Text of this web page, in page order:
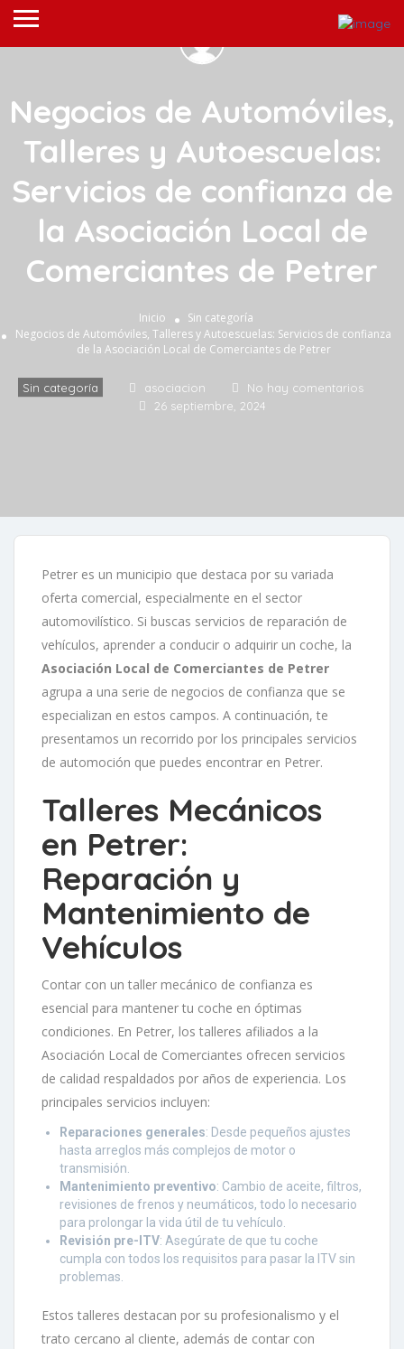
Negocios de Automóviles,
Talleres y Autoescuelas:
Servicios de confianza de
la Asociación Local de
Comerciantes de Petrer
Inicio
Sin categoría
Negocios de Automóviles, Talleres y Autoescuelas: Servicios de confianza
de la Asociación Local de Comerciantes de Petrer
Sin categoría asociacion
No hay comentarios
26 septiembre, 2024
Petrer es un municipio que destaca por su variada
oferta comercial, especialmente en el sector
automovilístico. Si buscas servicios de reparación de
vehículos, aprender a conducir o adquirir un coche, la
Asociación Local de Comerciantes de Petrer
agrupa a una serie de negocios de confianza que se
especializan en estos campos. A continuación, te
presentamos un recorrido por los principales servicios
de automoción que puedes encontrar en Petrer.
Talleres Mecánicos
en Petrer:
Reparación y
Mantenimiento de
Vehículos
Contar con un taller mecánico de confianza es
esencial para mantener tu coche en óptimas
condiciones. En Petrer, los talleres afiliados a la
Asociación Local de Comerciantes ofrecen servicios
de calidad respaldados por años de experiencia. Los
principales servicios incluyen:
Reparaciones generales: Desde pequeños ajustes
hasta arreglos más complejos de motor o
transmisión.
Mantenimiento preventivo: Cambio de aceite, filtros,
revisiones de frenos y neumáticos, todo lo necesario
para prolongar la vida útil de tu vehículo.
Revisión pre-ITV: Asegúrate de que tu coche
cumpla con todos los requisitos para pasar la ITV sin
problemas.
Estos talleres destacan por su profesionalismo y el
trato cercano al cliente, además de contar con